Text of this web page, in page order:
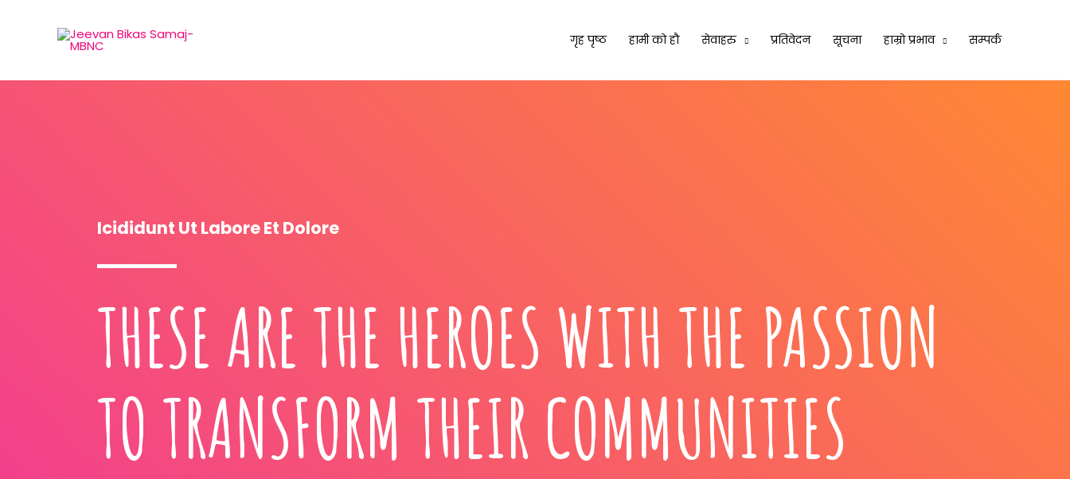
गृह पृष्ठ हामी को हौ सेवाहरु प्रतिवेदन सूचना हाम्रो प्रभाव सम्पर्क
Icididunt Ut Labore Et Dolore
THESE ARE THE HEROES WITH THE PASSION
TO TRANSFORM THEIR COMMUNITIES